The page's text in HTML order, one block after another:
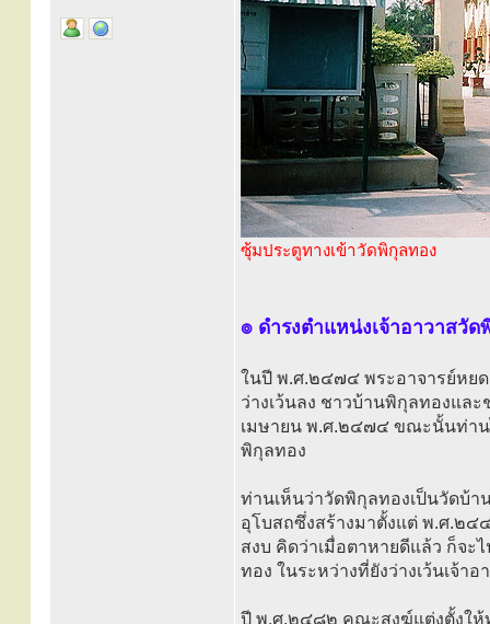
ซุ้มประตูทางเข้าวัดพิกุลทอง
๏ ดำรงตำแหน่งเจ้าอาวาสวัด
ในปี พ.ศ.๒๔๗๔ พระอาจารย์หยด
ว่างเว้นลง ชาวบ้านพิกุลทองแล
เมษายน พ.ศ.๒๔๗๔ ขณะนั้นท่าน
พิกุลทอง
ท่านเห็นว่าวัดพิกุลทองเป็นวัดบ้า
อุโบสถซึ่งสร้างมาตั้งแต่ พ.ศ.๒
สงบ คิดว่าเมื่อตาหายดีแล้ว ก็จะ
ทอง ในระหว่างที่ยังว่างเว้นเจ้
ปี พ.ศ.๒๔๘๒ คณะสงฆ์แต่งตั้งให้